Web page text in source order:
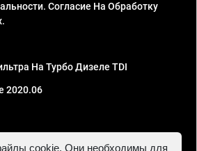
Согласие На Обработку
На Турбо Дизеле TDI
2020.06
ИНН 781302555843,
cookie. Они необходимы для